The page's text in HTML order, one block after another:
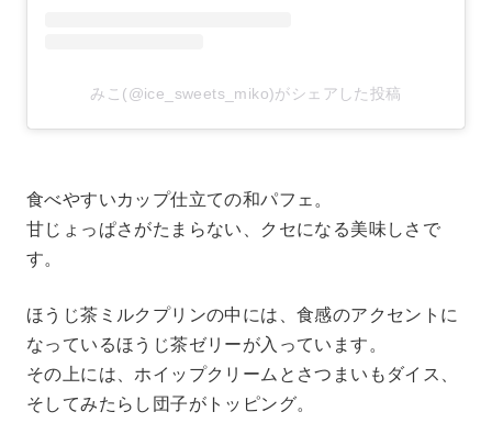
みこ(@ice_sweets_miko)がシェアした投稿
食べやすいカップ仕立ての和パフェ。
甘じょっぱさがたまらない、クセになる美味しさで
す。
ほうじ茶ミルクプリンの中には、食感のアクセントに
なっているほうじ茶ゼリーが入っています。
その上には、ホイップクリームとさつまいもダイス、
そしてみたらし団子がトッピング。